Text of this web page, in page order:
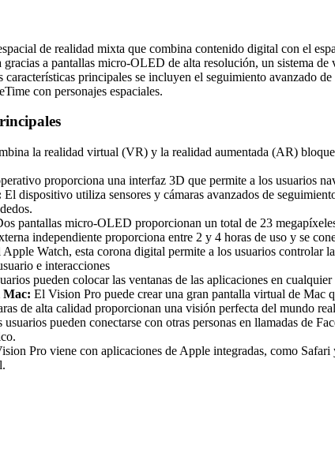
de realidad mixta que combina contenido digital con el
a pantallas micro-OLED de alta resolución, un sistema
principales se incluyen el seguimiento avanzado
con personajes espaciales.
la realidad virtual (VR) y la realidad aumentada (AR)
proporciona una interfaz 3D que permite a los usuarios
El dispositivo utiliza sensores y cámaras avanzados de
pantallas micro-OLED proporcionan un total de 23
independiente proporciona entre 2 y 4 horas de uso y se
Watch, esta corona digital permite a los usuarios controlar
e interacciones
pueden colocar las ventanas de las aplicaciones en
Mac: El Vision Pro puede crear una gran pantalla virtual de Mac
de alta calidad proporcionan una visión perfecta del mundo
usuarios pueden conectarse con otras personas en llamadas de
Pro viene con aplicaciones de Apple integradas, como